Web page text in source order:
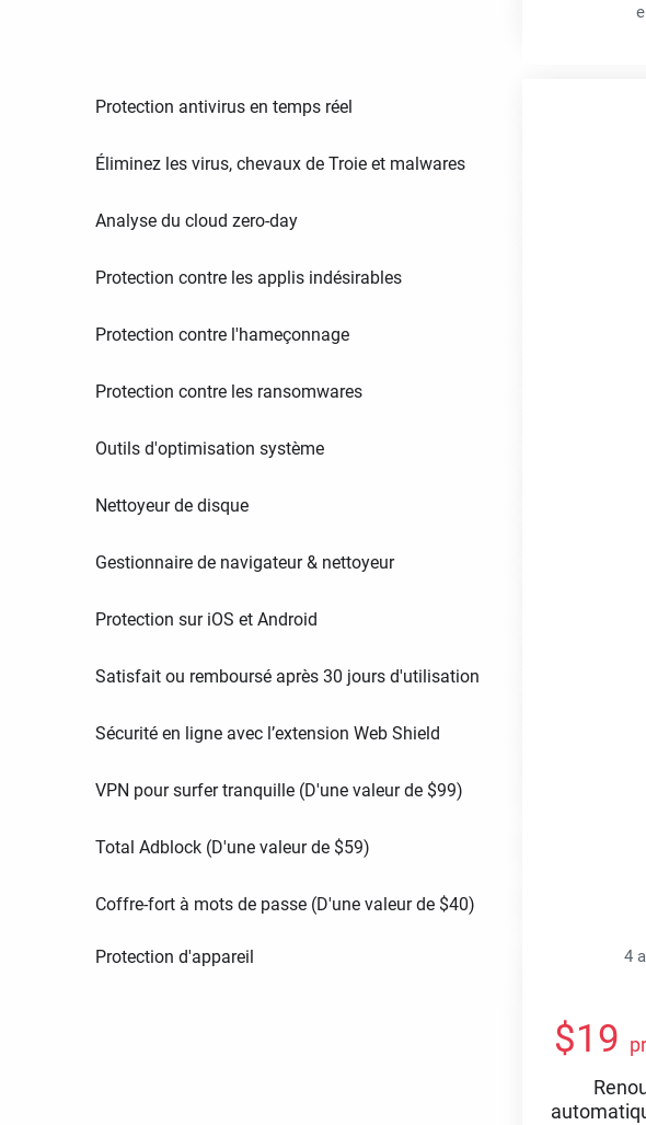
Protection antivirus en temps réel
Éliminez les virus, chevaux de Troie et malwares
Analyse du cloud zero-day
Protection contre les applis indésirables
Protection contre l'hameçonnage
Protection contre les ransomwares
Outils d'optimisation système
Nettoyeur de disque
Gestionnaire de navigateur & nettoyeur
Protection sur iOS et Android
Satisfait ou remboursé après 30 jours d'utilisation
Sécurité en ligne avec l’extension Web Shield
VPN pour surfer tranquille (D'une valeur de $99)
Total Adblock (D'une valeur de $59)
Coffre-fort à mots de passe (D'une valeur de $40)
Protection d'appareil 4
$19